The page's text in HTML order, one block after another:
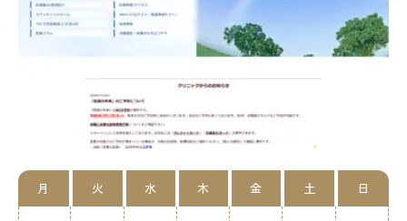
月 火 水 木 金 土 日